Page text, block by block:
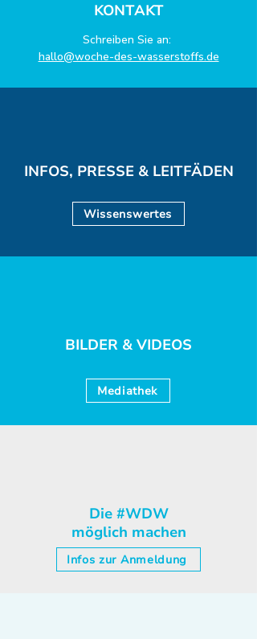
KONTAKT
Schreiben Sie an:
hallo@woche-des-wasserstoffs.de
INFOS, PRESSE & LEITFÄDEN
Wissenswertes
BILDER & VIDEOS
Mediathek
Die #WDW
möglich machen
Infos zur Anmeldung